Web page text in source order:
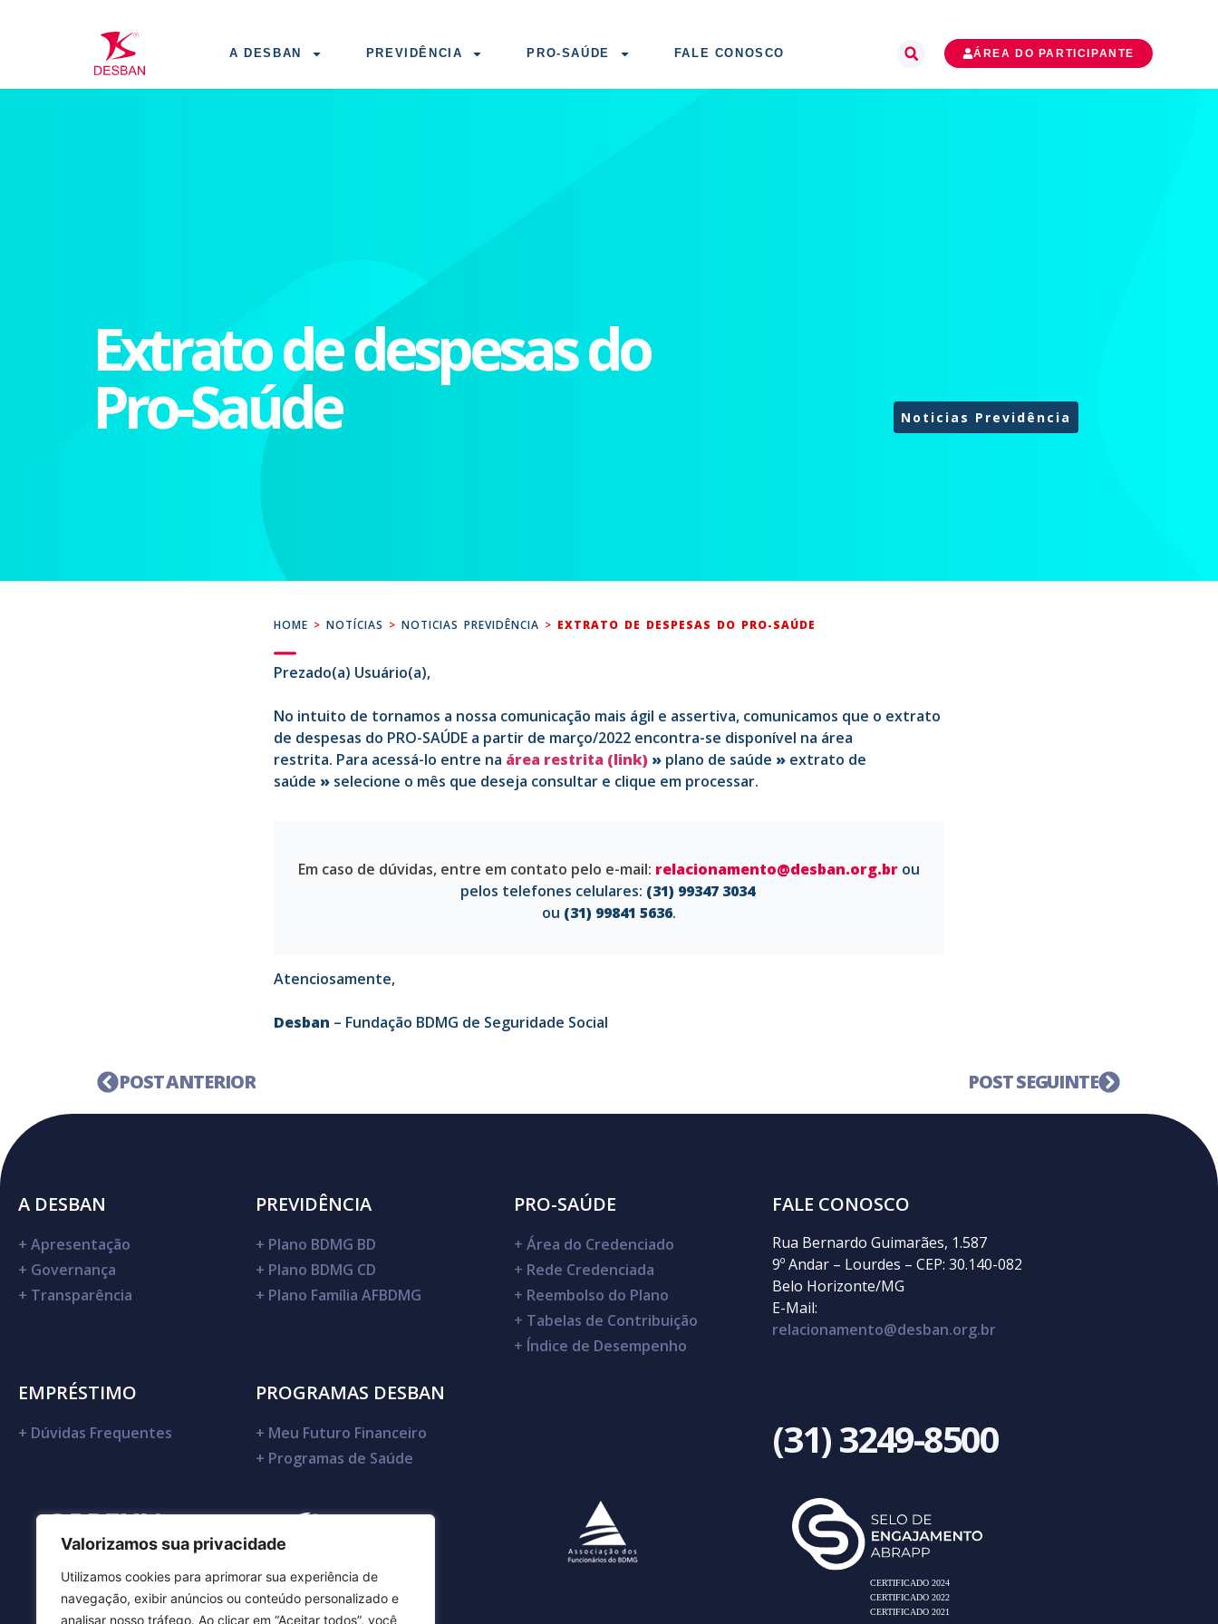
Valorizamos sua privacidade
Utilizamos cookies para aprimorar sua experiência de
navegação, exibir anúncios ou conteúdo personalizado e
analisar nosso tráfego. Ao clicar em “Aceitar todos”, você
A DESBAN PREVIDÊNCIA PRO-SAÚDE FALE CONOSCO ÁREA DO PARTICIPANTE
Extrato de despesas do
Pro-Saúde Noticias Previdência
HOME >NOTÍCIAS >NOTICIAS PREVIDÊNCIA > EXTRATO DE DESPESAS DO PRO-SAÚDE
Prezado(a) Usuário(a),
No intuito de tornamos a nossa comunicação mais ágil e assertiva, comunicamos que o extrato
de despesas do PRO-SAÚDE a partir de março/2022 encontra-se disponível na área
restrita. Para acessá-lo entre na área restrita (link) » plano de saúde » extrato de
saúde » selecione o mês que deseja consultar e clique em processar.
Em caso de dúvidas, entre em contato pelo e-mail: relacionamento@desban.org.br ou
pelos telefones celulares: (31) 99347 3034
ou (31) 99841 5636.
Atenciosamente,
Desban – Fundação BDMG de Seguridade Social
POST ANTERIOR POST SEGUINTE
A DESBAN
+ Apresentação
+ Governança
+ Transparência
EMPRÉSTIMO
+ Dúvidas Frequentes
PREVIDÊNCIA
+ Plano BDMG BD
+ Plano BDMG CD
+ Plano Família AFBDMG
PROGRAMAS DESBAN
+ Meu Futuro Financeiro
+ Programas de Saúde
PRO-SAÚDE
+Área do Credenciado
+ Rede Credenciada
+ Reembolso do Plano
+ Tabelas de Contribuição
+ Índice de Desempenho
FALE CONOSCO
Rua Bernardo Guimarães, 1.587
9º Andar – Lourdes – CEP: 30.140-082
Belo Horizonte/MG
E-Mail:
relacionamento@desban.org.br
(31) 3249-8500